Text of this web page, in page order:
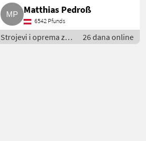
Matthias Pedroß
6542 Pfunds
Strojevi i oprema za
travu i baliranje /
26 dana online